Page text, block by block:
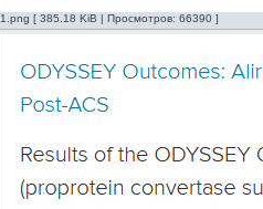
1.png [ 385.18 KiB | Просмотров: 66390 ]